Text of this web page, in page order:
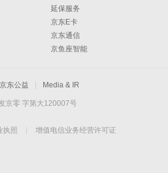
延保服务
京东E卡
京东通信
京鱼座智能
京东公益 Media & IR
京零 字第大120007号
执照
增值电信业务经营许可证